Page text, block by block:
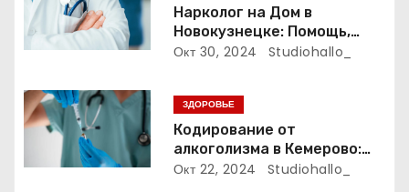
з
а
п
и
Нарколог на Дом в
Новокузнецке: Помощь,
Которая Всегда Рядом
Окт 30, 2024 Studiohallo_
ЗДОРОВЬЕ
Кодирование от
алкоголизма в Кемерово:
Полный путеводитель
Окт 22, 2024 Studiohallo_